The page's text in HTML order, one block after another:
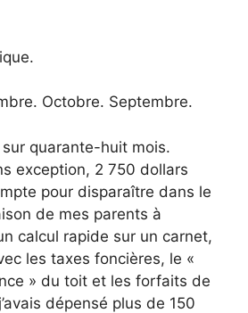
Octobre. Septembre.
quarante-huit mois.
exception, 2 750 dollars
pour disparaître dans le
de mes parents à
calcul rapide sur un carnet,
les taxes foncières, le «
» du toit et les forfaits de
dépensé plus de 150